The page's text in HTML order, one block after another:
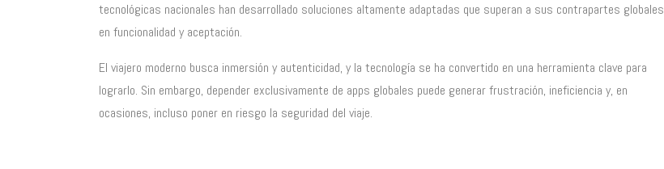
tecnológicas nacionales han desarrollado soluciones altamente adaptadas que superan a sus contrapartes globales
en funcionalidad y aceptación.
El viajero moderno busca inmersión y autenticidad, y la tecnología se ha convertido en una herramienta clave para
lograrlo. Sin embargo, depender exclusivamente de apps globales puede generar frustración, ineficiencia y, en
ocasiones, incluso poner en riesgo la seguridad del viaje.